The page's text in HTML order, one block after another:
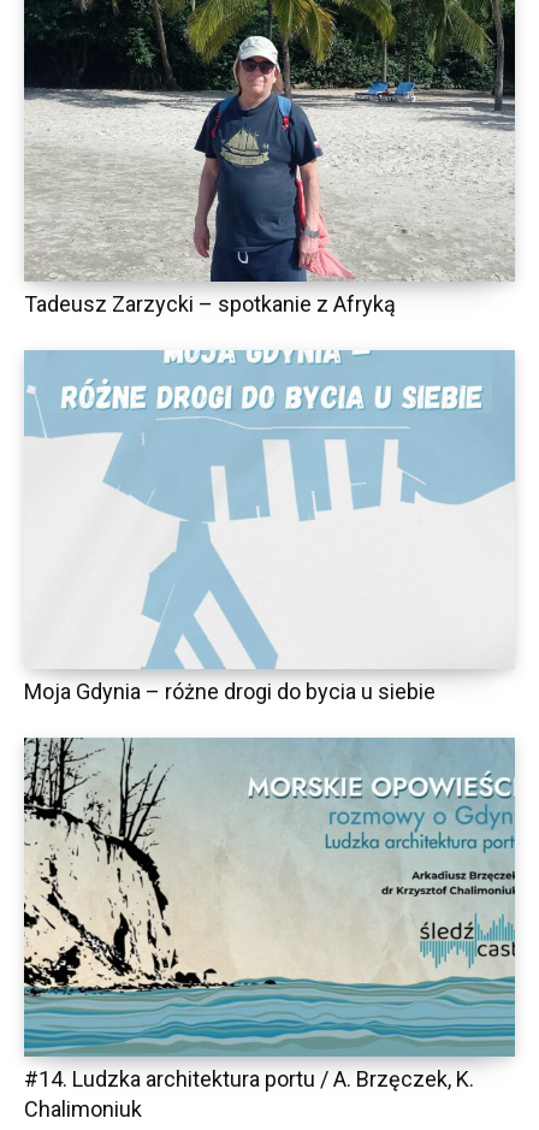
Tadeusz Zarzycki – spotkanie z Afryką
Moja Gdynia – różne drogi do bycia u siebie
#14. Ludzka architektura portu / A. Brzęczek, K.
Chalimoniuk